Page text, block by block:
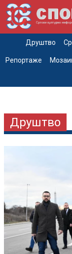
Друштво
Репортаже
Друштво